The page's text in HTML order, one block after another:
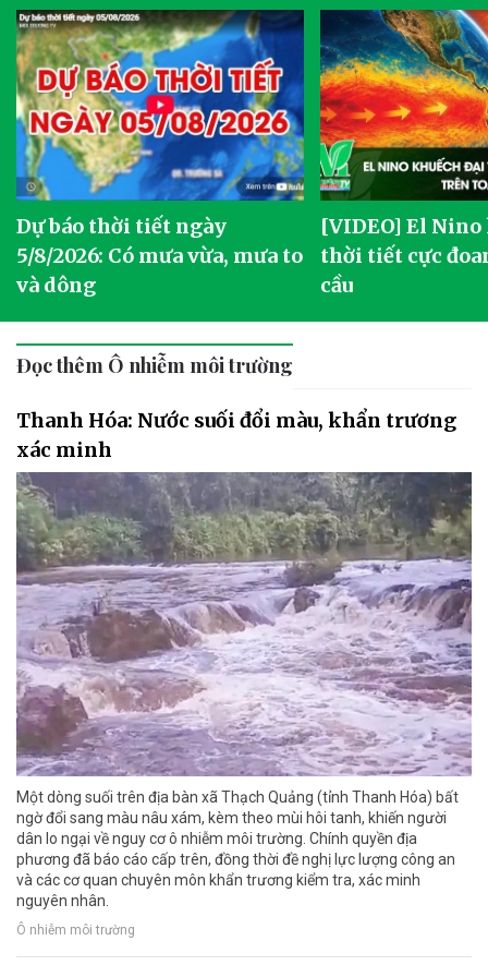
Dự báo thời tiết ngày
5/8/2026: Có mưa vừa, mưa to
và dông
[VIDEO] El
thời tiết cực
cầu
Đọc thêm Ô nhiễm môi trường
Thanh Hóa: Nước suối đổi màu, khẩn trương
xác minh
Một dòng suối trên địa bàn xã Thạch Quảng (tỉnh Thanh Hóa) bất
ngờ đổi sang màu nâu xám, kèm theo mùi hôi tanh, khiến người
dân lo ngại về nguy cơ ô nhiễm môi trường. Chính quyền địa
phương đã báo cáo cấp trên, đồng thời đề nghị lực lượng công an
và các cơ quan chuyên môn khẩn trương kiểm tra, xác minh
nguyên nhân.
Ô nhiễm môi trường